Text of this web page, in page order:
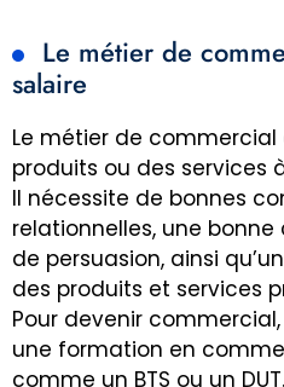
Le métier de
salaire
Le métier de
produits ou des services
Il nécessite de bonnes
relationnelles, une
de persuasion, ainsi
des produits et services
Pour devenir
une formation en
comme un BTS ou un